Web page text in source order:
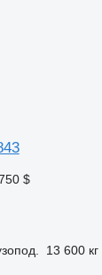
$
13 600 кг